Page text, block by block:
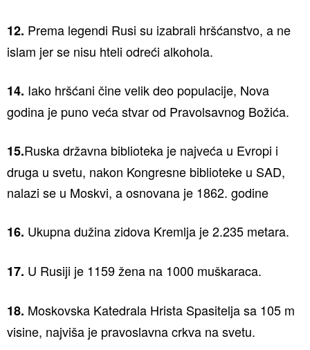
12. Prema legendi Rusi su izabrali hršćanstvo, a ne
islam jer se nisu hteli odreći alkohola.
14. Iako hršćani čine velik deo populacije, Nova
godina je puno veća stvar od Pravolsavnog Božića.
15.Ruska državna biblioteka je najveća u Evropi i
druga u svetu, nakon Kongresne biblioteke u SAD,
nalazi se u Moskvi, a osnovana je 1862. godine
16. Ukupna dužina zidova Kremlja je 2.235 metara.
17. U Rusiji je 1159 žena na 1000 muškaraca.
18. Moskovska Katedrala Hrista Spasitelja sa 105 m
visine, najviša je pravoslavna crkva na svetu.